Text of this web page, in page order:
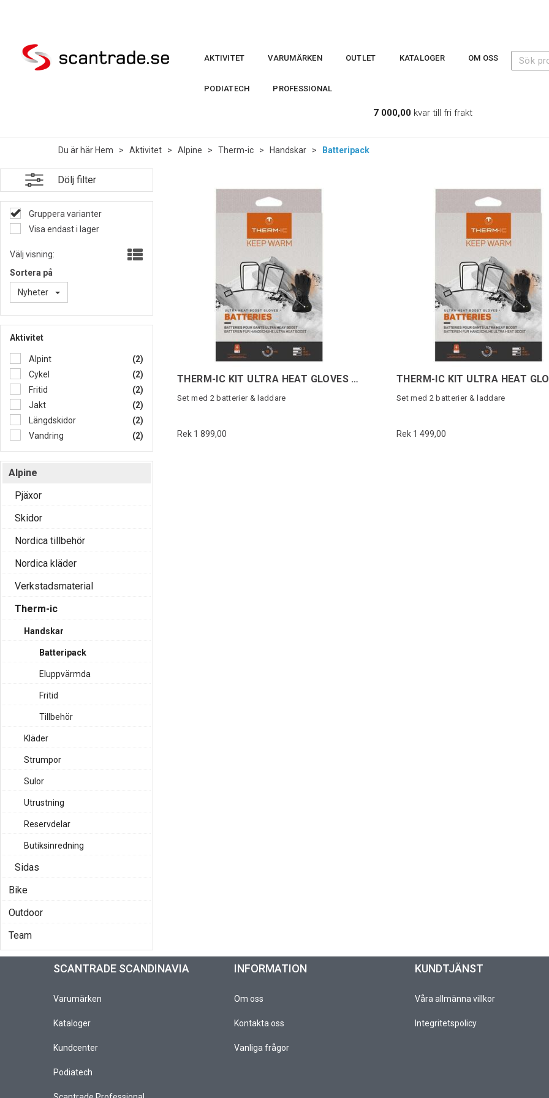
AKTIVITET VARUMÄRKEN OUTLET KATALOGER OM OSS
PODIATECH PROFESSIONAL
7 000,00 kvar till fri frakt
Du är här Hem > Aktivitet > Alpine > Therm-ic > Handskar > Batteripack
Dölj filter
Gruppera varianter
Visa endast i lager
Välj visning:
Sortera på
Nyheter
Aktivitet
Alpint
(2)
Cykel
(2)
Fritid
(2)
Jakt
(2)
Längdskidor
(2)
Vandring
(2)
Alpine
Pjäxor
Skidor
Nordica tillbehör
Nordica kläder
Verkstadsmaterial
Therm-ic
Handskar
Batteripack
Eluppvärmda
Fritid
Tillbehör
Kläder
Strumpor
Sulor
Utrustning
Reservdelar
Butiksinredning
Sidas
Bike
Outdoor
Team
THERM-IC KIT ULTRA HEAT GLOVES 5200
Set med 2 batterier & laddare
Rek 1 899,00
Set med 2 batterier & laddare
Rek 1 499,00
SCANTRADE SCANDINAVIA
Varumärken
Kataloger
Kundcenter
Podiatech
INFORMATION
Om oss
Kontakta oss
Vanliga frågor
KUNDTJÄNST
Våra allmänna villkor
Integritetspolicy